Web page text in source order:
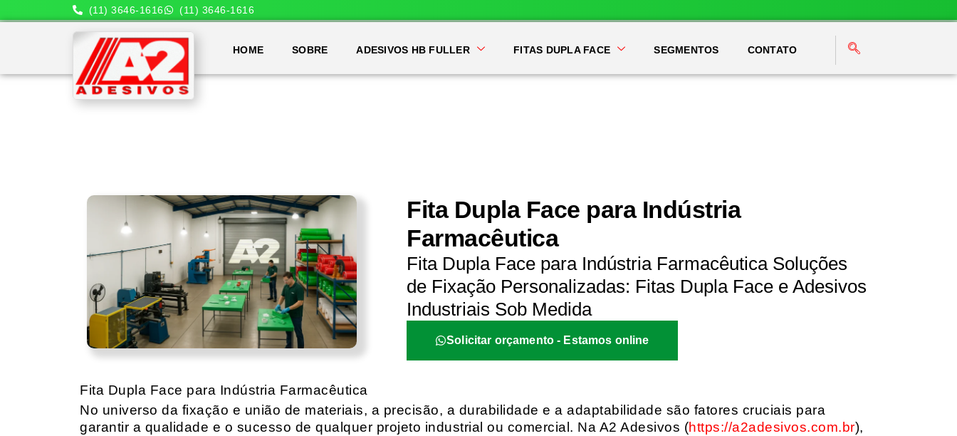
(11) 3646-1616 (11) 3646-1616
HOME SOBRE ADESIVOS HB FULLER FITAS DUPLA FACE SEGMENTOS CONTATO
Fita Dupla Face para Indústria
Farmacêutica
Fita Dupla Face para Indústria Farmacêutica Soluções
de Fixação Personalizadas: Fitas Dupla Face e Adesivos
Industriais Sob Medida
Solicitar orçamento - Estamos online
Fita Dupla Face para Indústria Farmacêutica
No universo da fixação e união de materiais, a precisão, a durabilidade e a adaptabilidade são fatores cruciais para
garantir a qualidade e o sucesso de qualquer projeto industrial ou comercial. Na A2 Adesivos (https://a2adesivos.com.br),